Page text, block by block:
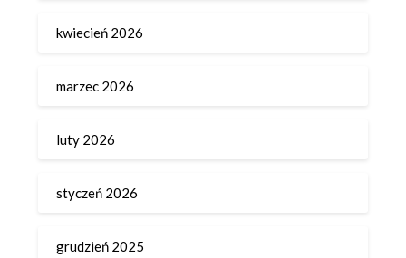
kwiecień 2026
marzec 2026
luty 2026
styczeń 2026
grudzień 2025